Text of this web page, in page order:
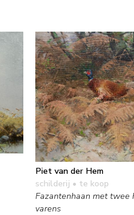
Piet van der Hem
schilderij • te koop
Fazantenhaan met twee
varens